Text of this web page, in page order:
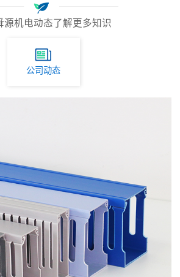
源机电动态了解更多知识
公司动态